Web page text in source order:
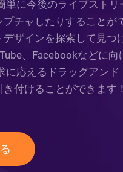
に今後のライブスト
チャしたりすることが
ザインを探索して見つ
、Facebookなどに
応えるドラッグアン
付けることができます